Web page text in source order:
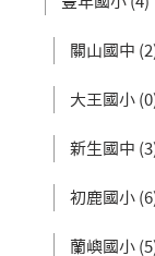
關山國中
大王國小
新生國中
初鹿國小
蘭嶼國小